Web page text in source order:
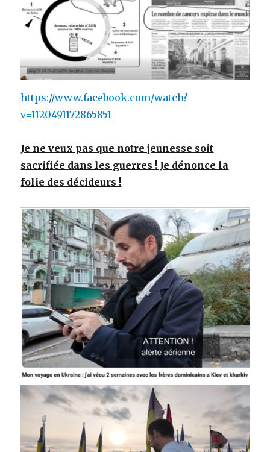
https://www.facebook.com/watch?
v=1120491172865851
Je ne veux pas que notre jeunesse soit
sacrifiée dans les guerres ! Je dénonce la
folie des décideurs !